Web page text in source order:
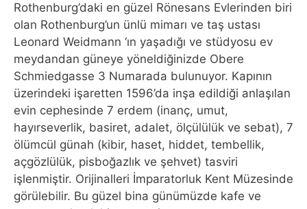
Rothenburg’daki en güzel Rönesans Evlerinden biri
olan Rothenburg’un ünlü mimarı ve taş ustası
Leonard Weidmann ‘ın yaşadığı ve stüdyosu ev
meydandan güneye yöneldiğinizde Obere
Schmiedgasse 3 Numarada bulunuyor. Kapının
üzerindeki işaretten 1596’da inşa edildiği anlaşılan
evin cephesinde 7 erdem (inanç, umut,
hayırseverlik, basiret, adalet, ölçülülük ve sebat), 7
ölümcül günah (kibir, haset, hiddet, tembellik,
açgözlülük, pisboğazlık ve şehvet) tasviri
işlenmiştir. Orijinalleri İmparatorluk Kent Müzesinde
görülebilir. Bu güzel bina günümüzde kafe ve